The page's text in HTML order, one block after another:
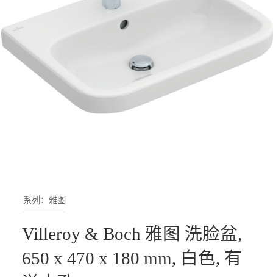
系列：雅图
Villeroy & Boch 雅图 洗脸盆,
650 x 470 x 180 mm, 白色, 有